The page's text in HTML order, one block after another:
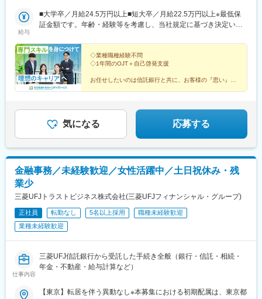
ス／大阪府豊中市新千里西町1-1-3※配属先はほぼ千里オフィスで
す。●淀屋橋オフィス／大阪府大阪市中央区北浜4-5-33
田町駅(東京都)、二重橋前駅、神谷町駅、肥後橋駅
給与
■大学卒／月給24.5万円以上■短大卒／月給22.5万円以上※最低保
証金額です。年齢・経験等を考慮し、当社規定に基づき決定いた
円／大卒社会人経験3年目／月給25万2000円+賞与※上記に残業手
当は含みません。＜将来役職登用となった際の年収例＞（モデル
ケース）・リーダー／418万円～551万円（月給+賞与）・チーム
長／562万円～781万円（月給+賞与）※成果次第でさらなる年収ア
ップも可能。
◇業種職種経験不問
◇1年間のOJT＋自己啓発支援
お任せしたいのは信託銀行と共に、お客様の『思い』と
気になる 応募する
金融事務／未経験歓迎／女性活躍中／土日祝休み・残
業少
三菱UFJトラストビジネス株式会社(三菱UFJフィナンシャル・グループ)
正社員 転勤なし 5名以上採用
職種未経験歓迎
業種未経験歓迎
仕事内容
三菱UFJ信託銀行から受託した手続き全般（銀行・信託・相続・
年金・不動産・給与計算など）
【東京】転居を伴う異動なし※本募集における初期配属は、東京都